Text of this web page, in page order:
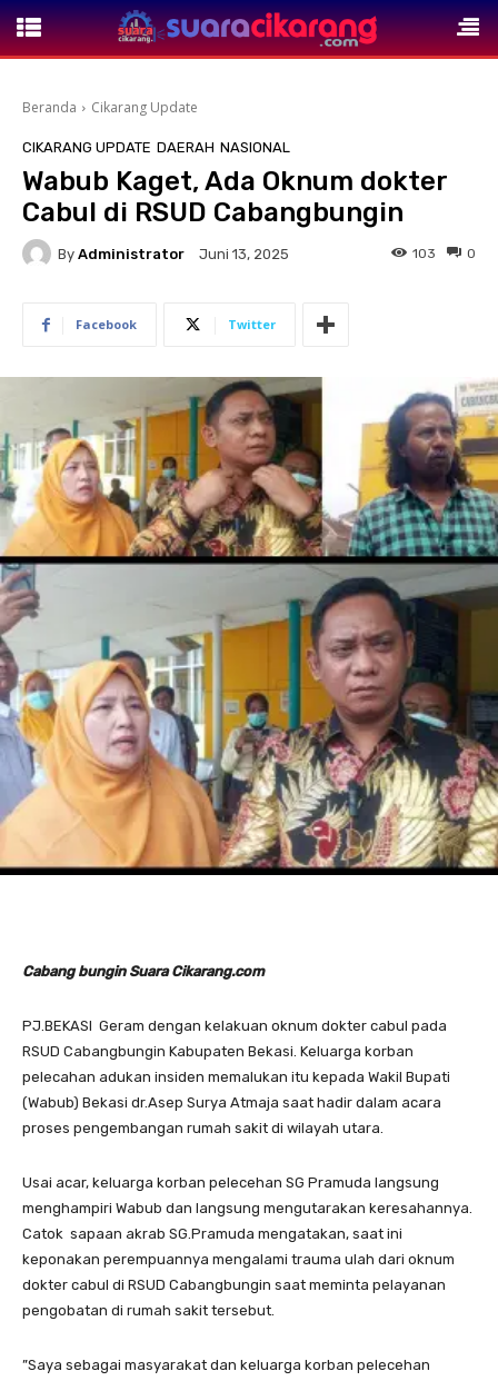
Beranda Cikarang Update
CIKARANG UPDATE DAERAH NASIONAL
‎Wabub Kaget, Ada Oknum dokter
Cabul di RSUD Cabangbungin
By Administrator Juni 13, 2025 0
103
Facebook Twitter
Cabang bungin Suara Cikarang.com
‎‎PJ.BEKASI Geram dengan kelakuan oknum dokter cabul pada
RSUD Cabangbungin Kabupaten Bekasi. Keluarga korban
pelecahan adukan insiden memalukan itu kepada Wakil Bupati
(Wabub) Bekasi dr.Asep Surya Atmaja saat hadir dalam acara
proses pengembangan rumah sakit di wilayah utara.
‎‎Usai acar, keluarga korban pelecehan SG Pramuda langsung
menghampiri Wabub dan langsung mengutarakan keresahannya.
Catok sapaan akrab SG.Pramuda mengatakan, saat ini
keponakan perempuannya mengalami trauma ulah dari oknum
dokter cabul di RSUD Cabangbungin saat meminta pelayanan
pengobatan di rumah sakit tersebut.
‎‎”Saya sebagai masyarakat dan keluarga korban pelecehan